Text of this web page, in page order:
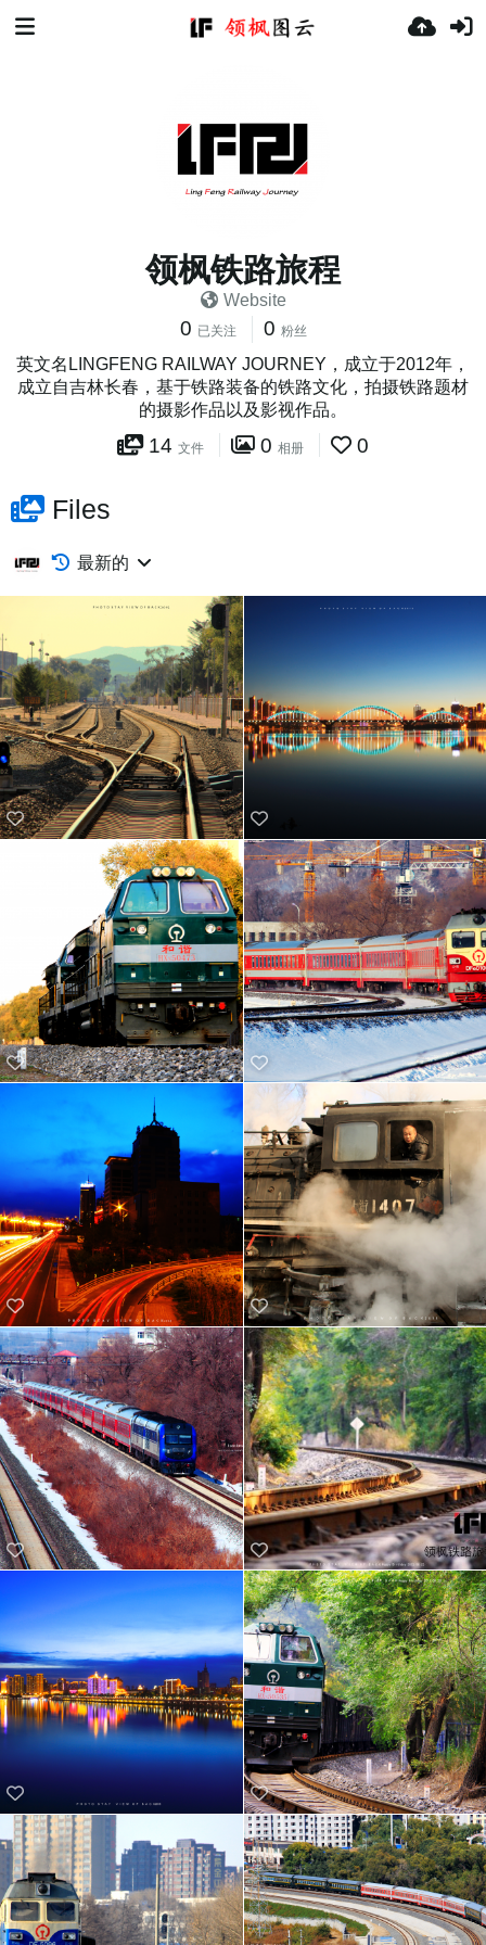
领枫铁路旅程
Website
0 已关注 0 粉丝
英文名LINGFENG RAILWAY JOURNEY，成立于2012年，
成立自吉林长春，基于铁路装备的铁路文化，拍摄铁路题材
的摄影作品以及影视作品。
14 文件 0 相册 0
Files
最新的